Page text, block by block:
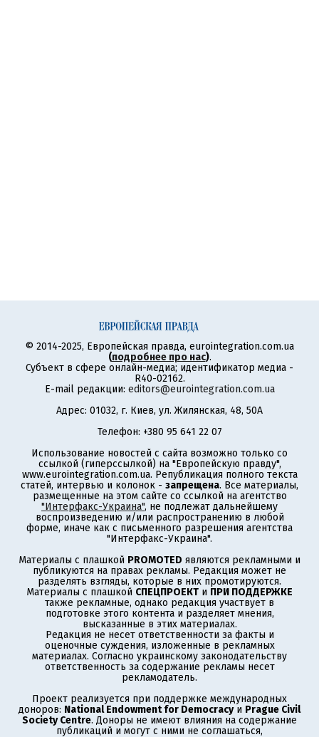
© 2014-2025, Европейская правда, eurointegration.com.ua
(подробнее про нас).
Субъект в сфере онлайн-медиа; идентификатор медиа -
R40-02162.
E-mail редакции: editors@eurointegration.com.ua
Адрес: 01032, г. Киев, ул. Жилянская, 48, 50А
Телефон: +380 95 641 22 07
Использование новостей с сайта возможно только со
ссылкой (гиперссылкой) на "Европейскую правду",
www.eurointegration.com.ua. Републикация полного текста
статей, интервью и колонок - запрещена. Все материалы,
размещенные на этом сайте со ссылкой на агентство
"Интерфакс-Украина", не подлежат дальнейшему
воспроизведению и/или распространению в любой
форме, иначе как с письменного разрешения агентства
"Интерфакс-Украина".
Материалы с плашкой PROMOTED являются рекламными и
публикуются на правах рекламы. Редакция может не
разделять взгляды, которые в них промотируются.
Материалы с плашкой СПЕЦПРОЕКТ и ПРИ ПОДДЕРЖКЕ
также рекламные, однако редакция участвует в
подготовке этого контента и разделяет мнения,
высказанные в этих материалах.
Редакция не несет ответственности за факты и
оценочные суждения, изложенные в рекламных
материалах. Согласно украинскому законодательству
ответственность за содержание рекламы несет
рекламодатель.
Проект реализуется при поддержке международных
доноров: National Endowment for Democracyи Prague Civil
Society Centre. Доноры не имеют влияния на содержание
публикаций и могут с ними не соглашаться,